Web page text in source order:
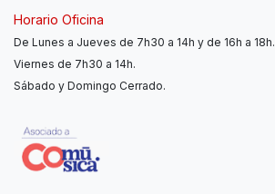
Horario Oficina
De Lunes a Jueves de 7h30 a 14h y de 16h a 18h.
Viernes de 7h30 a 14h.
Sábado y Domingo Cerrado.